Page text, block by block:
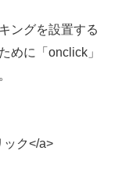
ングを設置する
めに「onclick」
ック</a>